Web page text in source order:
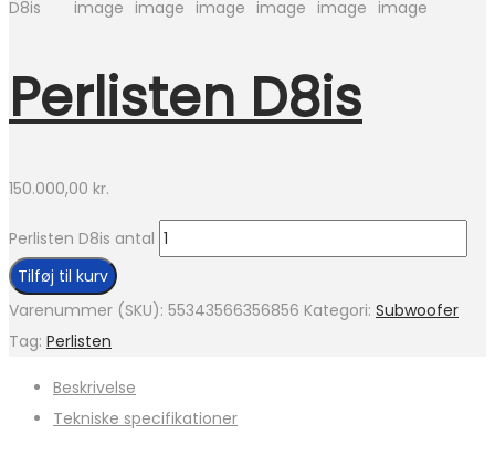
Perlisten D8is
150.000,00 kr.
Perlisten D8is antal
Tilføj til kurv
Varenummer (SKU): 55343566356856 Kategori: Subwoofer
Tag: Perlisten
Beskrivelse
Tekniske specifikationer